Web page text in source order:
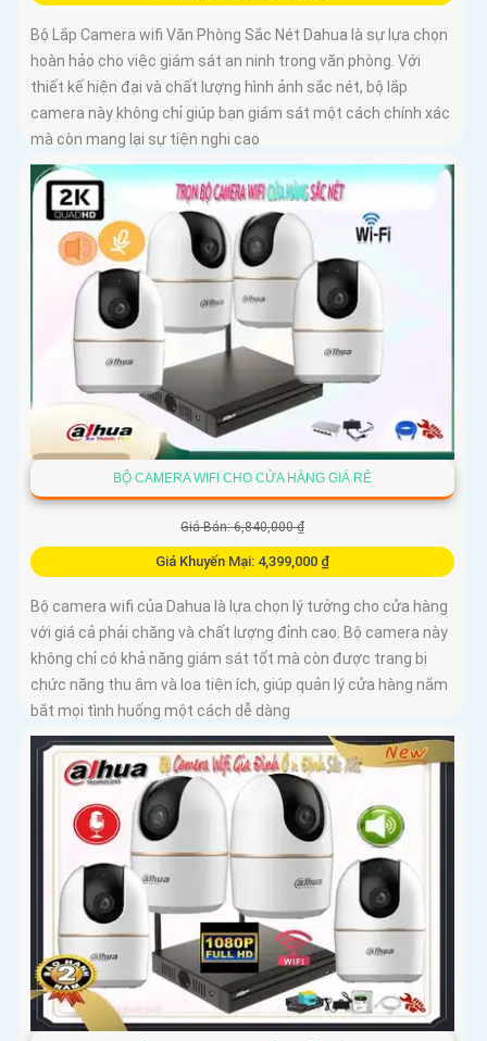
Bộ Lắp Camera wifi Văn Phòng Sắc Nét Dahua là sự lựa chọn
hoàn hảo cho việc giám sát an ninh trong văn phòng. Với
thiết kế hiện đại và chất lượng hình ảnh sắc nét, bộ lắp
camera này không chỉ giúp bạn giám sát một cách chính xác
mà còn mang lại sự tiện nghi cao
BỘ CAMERA WIFI CHO CỬA HÀNG GIÁ RẺ
Giá Bán: 6,840,000 ₫
Giá Khuyến Mại: 4,399,000 ₫
Bộ camera wifi của Dahua là lựa chọn lý tưởng cho cửa hàng
với giá cả phải chăng và chất lượng đỉnh cao. Bộ camera này
không chỉ có khả năng giám sát tốt mà còn được trang bị
chức năng thu âm và loa tiện ích, giúp quản lý cửa hàng nắm
bắt mọi tình huống một cách dễ dàng